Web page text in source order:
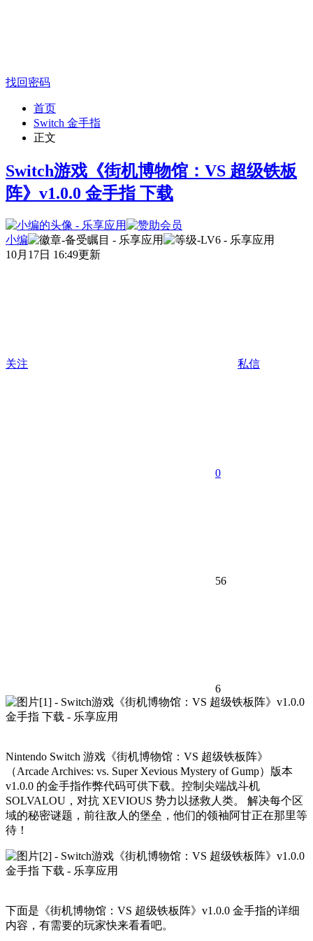
找回密码
首页
Switch 金手指
正文
Switch游戏《街机博物馆：VS 超级铁板
阵》v1.0.0 金手指 下载
小编
10月17日 16:49更新
关注 私信
0
56
6
Nintendo Switch 游戏《街机博物馆：VS 超级铁板阵》
（Arcade Archives: vs. Super Xevious Mystery of Gump）版本
v1.0.0 的金手指作弊代码可供下载。控制尖端战斗机
SOLVALOU，对抗 XEVIOUS 势力以拯救人类。 解决每个区
域的秘密谜题，前往敌人的堡垒，他们的领袖阿甘正在那里等
待！
下面是《街机博物馆：VS 超级铁板阵》v1.0.0 金手指的详细
内容，有需要的玩家快来看看吧。